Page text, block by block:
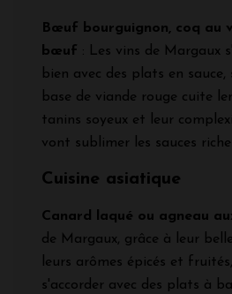
Bœuf bourguignon, coq au
bœuf : Les vins de Margaux
bien avec des plats en
base de viande rouge cuite
tanins soyeux et leur
vont sublimer les sauces
Cuisine asiatique
Canard laqué ou agneau
de Margaux, grâce à leur
leurs arômes épicés et
s'accorder avec des plats à